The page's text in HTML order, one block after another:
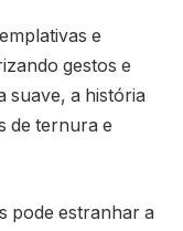
e
gestos e
suave, a história
de ternura e
pode estranhar a